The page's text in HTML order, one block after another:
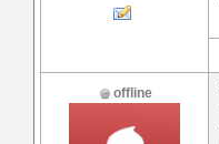
offline